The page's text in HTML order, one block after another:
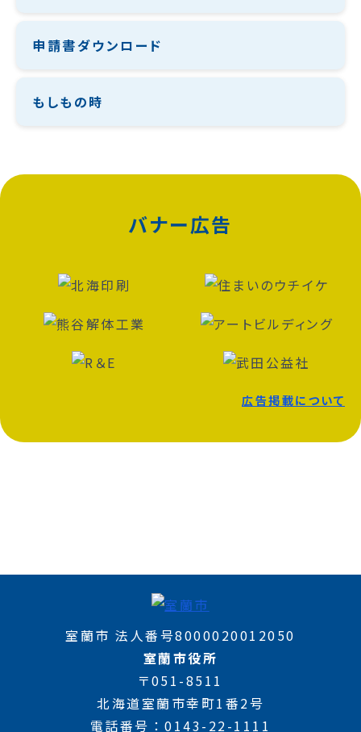
申請書ダウンロード
もしもの時
バナー広告
広告掲載について
室蘭市 法人番号8000020012050
室蘭市役所
〒051-8511
北海道室蘭市幸町1番2号
電話番号
0143-22-1111